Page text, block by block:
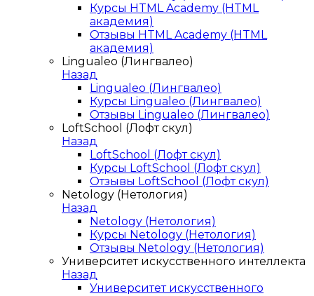
Курсы HTML Academy (HTML
академия)
Отзывы HTML Academy (HTML
академия)
Lingualeo (Лингвалео)
Назад
Lingualeo (Лингвалео)
Курсы Lingualeo (Лингвалео)
Отзывы Lingualeo (Лингвалео)
LoftSchool (Лофт скул)
Назад
LoftSchool (Лофт скул)
Курсы LoftSchool (Лофт скул)
Отзывы LoftSchool (Лофт скул)
Netology (Нетология)
Назад
Netology (Нетология)
Курсы Netology (Нетология)
Отзывы Netology (Нетология)
Университет искусственного интеллекта
Назад
Университет искусственного